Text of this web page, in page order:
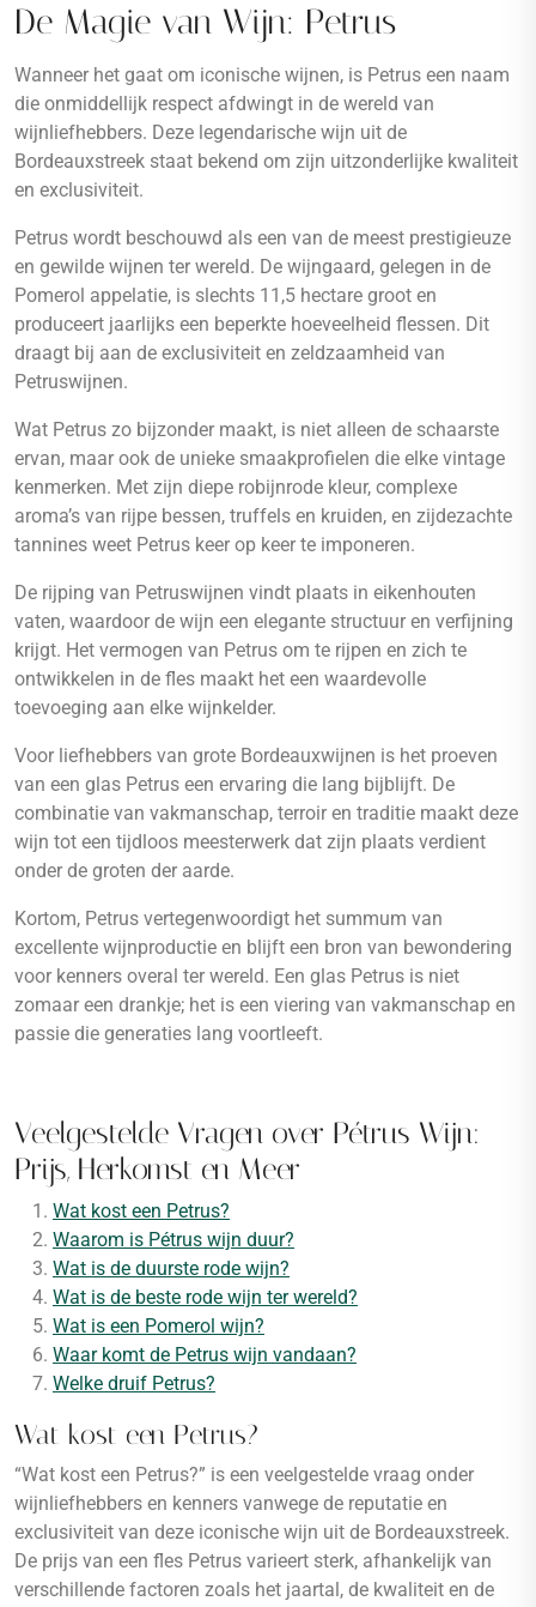
De Magie van Wijn: Petrus
Wanneer het gaat om iconische wijnen, is Petrus een naam
die onmiddellijk respect afdwingt in de wereld van
wijnliefhebbers. Deze legendarische wijn uit de
Bordeauxstreek staat bekend om zijn uitzonderlijke kwaliteit
en exclusiviteit.
Petrus wordt beschouwd als een van de meest prestigieuze
en gewilde wijnen ter wereld. De wijngaard, gelegen in de
Pomerol appelatie, is slechts 11,5 hectare groot en
produceert jaarlijks een beperkte hoeveelheid flessen. Dit
draagt bij aan de exclusiviteit en zeldzaamheid van
Petruswijnen.
Wat Petrus zo bijzonder maakt, is niet alleen de schaarste
ervan, maar ook de unieke smaakprofielen die elke vintage
kenmerken. Met zijn diepe robijnrode kleur, complexe
aroma’s van rijpe bessen, truffels en kruiden, en zijdezachte
tannines weet Petrus keer op keer te imponeren.
De rijping van Petruswijnen vindt plaats in eikenhouten
vaten, waardoor de wijn een elegante structuur en verfijning
krijgt. Het vermogen van Petrus om te rijpen en zich te
ontwikkelen in de fles maakt het een waardevolle
toevoeging aan elke wijnkelder.
Voor liefhebbers van grote Bordeauxwijnen is het proeven
van een glas Petrus een ervaring die lang bijblijft. De
combinatie van vakmanschap, terroir en traditie maakt deze
wijn tot een tijdloos meesterwerk dat zijn plaats verdient
onder de groten der aarde.
Kortom, Petrus vertegenwoordigt het summum van
excellente wijnproductie en blijft een bron van bewondering
voor kenners overal ter wereld. Een glas Petrus is niet
zomaar een drankje; het is een viering van vakmanschap en
passie die generaties lang voortleeft.
Veelgestelde Vragen over Pétrus Wijn:
Prijs, Herkomst en Meer
Wat kost een Petrus?
Waarom is Pétrus wijn duur?
Wat is de duurste rode wijn?
Wat is de beste rode wijn ter wereld?
Wat is een Pomerol wijn?
Waar komt de Petrus wijn vandaan?
Welke druif Petrus?
Wat kost een Petrus?
“Wat kost een Petrus?” is een veelgestelde vraag onder
wijnliefhebbers en kenners vanwege de reputatie en
exclusiviteit van deze iconische wijn uit de Bordeauxstreek.
De prijs van een fles Petrus varieert sterk, afhankelijk van
verschillende factoren zoals het jaartal, de kwaliteit en de